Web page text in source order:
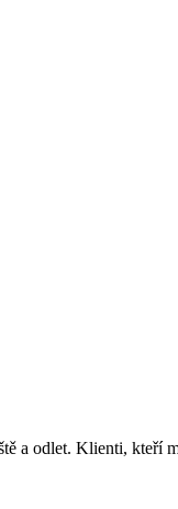
a odlet. Klienti, kteří